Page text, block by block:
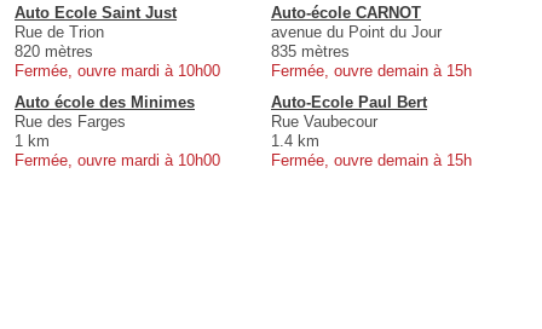
Auto Ecole Saint Just
Rue de Trion
820 mètres
Fermée, ouvre mardi à 10h00
Auto-école CARNOT
avenue du Point du Jour
835 mètres
Fermée, ouvre demain à 15h
Auto école des Minimes
Rue des Farges
1 km
Fermée, ouvre mardi à 10h00
Auto-Ecole Paul Bert
Rue Vaubecour
1.4 km
Fermée, ouvre demain à 15h